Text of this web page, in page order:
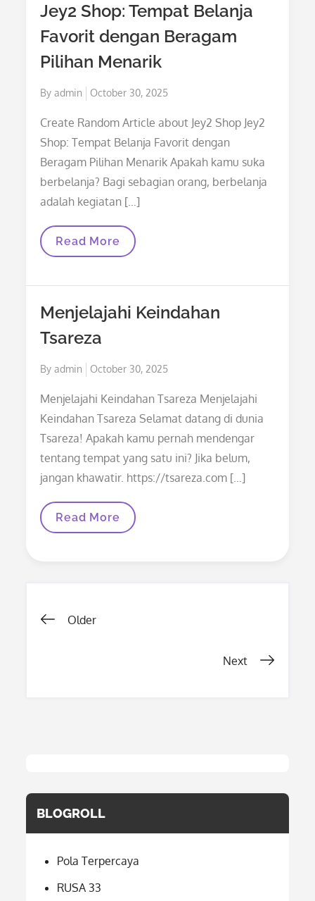
Memukau!
Jey2 Shop: Tempat Belanja
Favorit dengan Beragam
Pilihan Menarik
Byadmin
Posted
October 30, 2025
Create Random Article about Jey2 Shop Jey2
Shop: Tempat Belanja Favorit dengan
Beragam Pilihan Menarik Apakah kamu suka
berbelanja? Bagi sebagian orang, berbelanja
adalah kegiatan […]
Jey2
Shop:
Favorit
Beragam
Pilihan
Menarik
Read More
Menjelajahi Keindahan
Tsareza
Byadmin
Posted
October 30, 2025
Menjelajahi Keindahan Tsareza Menjelajahi
Keindahan Tsareza Selamat datang di dunia
Tsareza! Apakah kamu pernah mendengar
tentang tempat yang satu ini? Jika belum,
jangan khawatir. https://tsareza.com […]
Menjelajahi
Keindahan
Read More
Posts
Older
Next
BLOGROLL
Pola Terpercaya
RUSA 33